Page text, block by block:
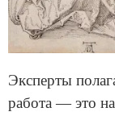
Эксперты
работа — это